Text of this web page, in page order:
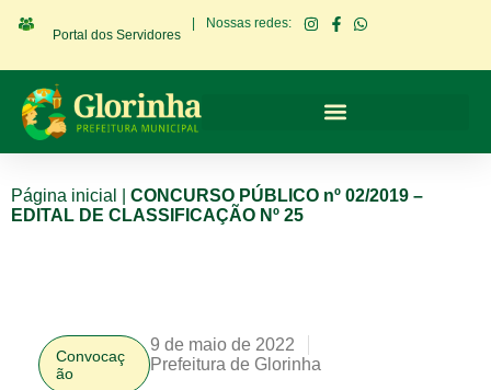
Portal dos Servidores
Nossas redes:
Página inicial
CONCURSO PÚBLICO nº 02/2019 –
EDITAL DE CLASSIFICAÇÃO Nº 25
Convocaç
ão
9 de maio de 2022
Prefeitura de Glorinha